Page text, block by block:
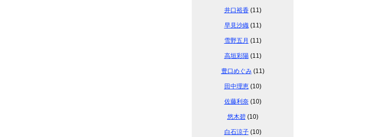
井口裕香(11)
早見沙織(11)
雪野五月 (11)
高垣彩陽(11)
豊口めぐみ(11)
田中理恵(10)
佐藤利奈(10)
悠木碧(10)
白石涼子(10)